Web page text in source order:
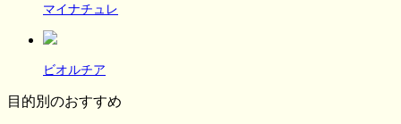
マイナチュレ
ビオルチア
目的別のおすすめ